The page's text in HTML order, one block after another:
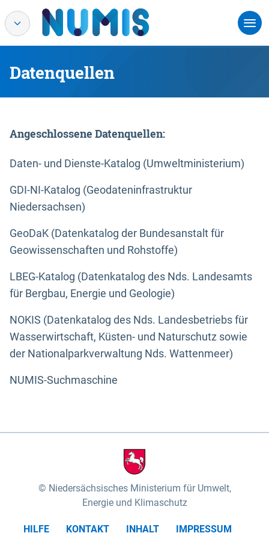
Datenquellen
Angeschlossene Datenquellen:
Daten- und Dienste-Katalog (Umweltministerium)
GDI-NI-Katalog (Geodateninfrastruktur
Niedersachsen)
GeoDaK (Datenkatalog der Bundesanstalt für
Geowissenschaften und Rohstoffe)
LBEG-Katalog (Datenkatalog des Nds. Landesamts
für Bergbau, Energie und Geologie)
NOKIS (Datenkatalog des Nds. Landesbetriebs für
Wasserwirtschaft, Küsten- und Naturschutz sowie
der Nationalparkverwaltung Nds. Wattenmeer)
NUMIS-Suchmaschine
Niedersächsisches Ministerium für Umwelt,
Energie und Klimaschutz
HILFE KONTAKT INHALT
IMPRESSUM